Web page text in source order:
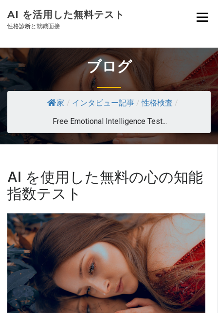
AI を活用した無料テスト
性格診断と就職面接
ブログ
家 / インタビュー記事 / 性格検査 /
Free Emotional Intelligence Test...
AI を使用した無料の心の知能
指数テスト